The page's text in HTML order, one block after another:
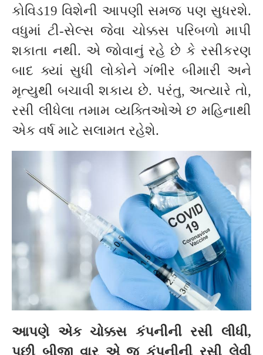
કોવિડ19 વિશેની આપણી સમજ પણ સુધરશે.
વધુમાં ટી-સેલ્સ જેવા ચોક્કસ પરિબળો માપી
શકાતા નથી. એ જોવાનું રહે છે કે રસીકરણ
બાદ ક્યાં સુધી લોકોને ગંભીર બીમારી અને
મૃત્યુથી બચાવી શકાય છે. પરંતુ, અત્યારે તો,
રસી લીધેલા તમામ વ્યક્તિઓએ છ મહિનાથી
એક વર્ષ માટે સલામત રહેશે.
આપણે એક ચોક્કસ કંપનીની રસી લીધી,
પછી બીજી વાર એ જ કંપનીની રસી લેવી